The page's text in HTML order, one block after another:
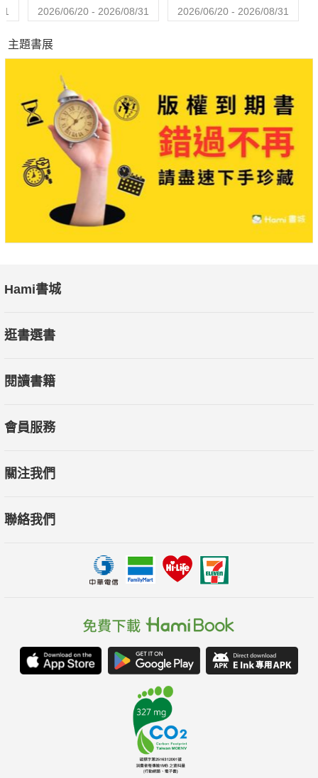
2026/06/20 - 2026/08/31 2026/06/20 - 2026/08/31
主題書展
Hami書城
逛書選書
閱讀書籍
會員服務
關注我們
聯絡我們